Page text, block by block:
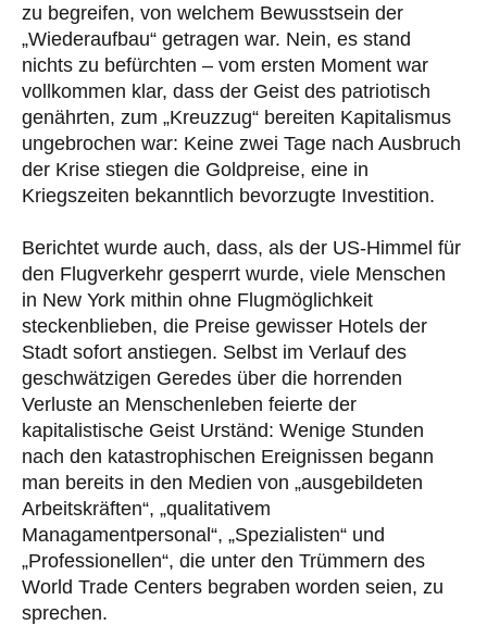
zu begreifen, von welchem Bewusstsein der
„Wiederaufbau“ getragen war. Nein, es stand
nichts zu befürchten – vom ersten Moment war
vollkommen klar, dass der Geist des patriotisch
genährten, zum „Kreuzzug“ bereiten Kapitalismus
ungebrochen war: Keine zwei Tage nach Ausbruch
der Krise stiegen die Goldpreise, eine in
Kriegszeiten bekanntlich bevorzugte Investition.
Berichtet wurde auch, dass, als der US-Himmel für
den Flugverkehr gesperrt wurde, viele Menschen
in New York mithin ohne Flugmöglichkeit
steckenblieben, die Preise gewisser Hotels der
Stadt sofort anstiegen. Selbst im Verlauf des
geschwätzigen Geredes über die horrenden
Verluste an Menschenleben feierte der
kapitalistische Geist Urständ: Wenige Stunden
nach den katastrophischen Ereignissen begann
man bereits in den Medien von „ausgebildeten
Arbeitskräften“, „qualitativem
Managamentpersonal“, „Spezialisten“ und
„Professionellen“, die unter den Trümmern des
World Trade Centers begraben worden seien, zu
sprechen.